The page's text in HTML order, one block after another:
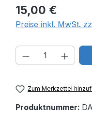
Regulärer Preis:
15,00 €
Preise inkl. MwSt.
Produkt
Zum Merkzettel
Produktnummer: